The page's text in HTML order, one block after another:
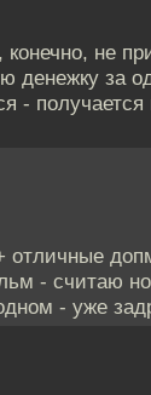
конечно, не
денежку за
-
- считаю
- уже